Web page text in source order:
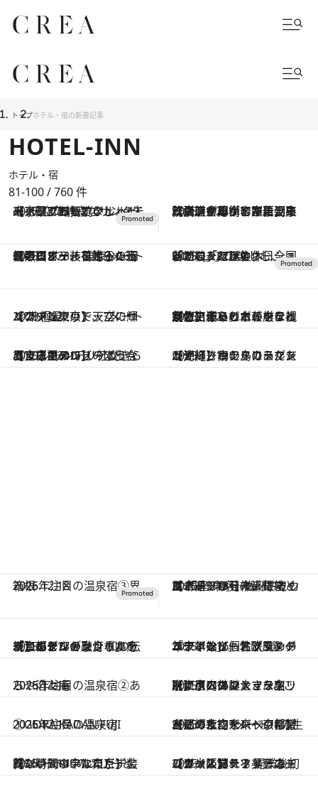
トップホテル・宿の新着記事
HOTEL-INN
ホテル・宿
81-100 / 760件
2025.12.23
【京王プラザホテル ～ 未来へ繫ぐおもてなし vol. 4】天空の静寂なサンクチュアリで知る、ウェルビーイングの伝統 2025.12.23
【横浜中華街に誕生】事務所兼倉庫が客室に...旧飲食店を再構した新ライフスタイルホテル。温泉ミストサウナや中華粥モーニングも！
2025.12.23
【帝国ホテル 東京】135個のビジューを飾った深紅のロビー装花と5メートルのツリー、日比谷の街を照らすイルミネーションも 2025.12.22
新たなデスティネーションが続々と誕生！ 全国各地の「KOKO HOTELS」で楽しむ、「ここ」だけの休日
2025.12.22
【アマン東京】天空のサンクチュアリで、7メートルのツリーのトップに輝く“北極星” 2025.12.21
【ザ・キャピトルホテル 東急】赤いリボンをまとった生モミの木のツリーがお出迎え。ロビーには割竹で作られた荘厳な祝祭のアートも
2025.12.20
【宝塚ホテル】“社交界”のシャンデリアがきらめく白亜のロビーで出合うまるでドレスのようなクリスマスツリー 2025.12.19
【ザ・リッツ・カールトン沖縄】南の島のラグジュアリーホテルにあたたかく灯されたクリスマスの光
2025.12.18
2026年注目の温泉宿③界 箱根 2025.12.18
【ハイアット セントリック 銀座 東京】“新聞”とカルチャーの発祥、銀座・並木通りから未来に続くアートツリーのテーマとは？
2025.12.17
【京都センチュリーホテル】ホテルのシンボル「かんじんの京灯り」をデコレーション！ 和の伝統とモダンが融合した癒やしのツリー 2025.12.16
年末年始にもおすすめの「ウィンターアフタヌーンティー」。北欧風・グルテンフリー・ブランドコラボなど個性派3選
2025.12.16
2026年注目の温泉宿②あらや滔々庵 2025.12.16
【ザ・ペニンシュラ東京】屋内外の大きなツリーにクリスマスマーケット、ベアの謎とき…ここは東京のクリスマス名所！
2025.12.15
2026年注目の温泉宿①GORA KADAN FUJI 2025.12.15
【ザ・サウザンド京都】古都の夜空をバックに厳かに輝く、未来への希望を込めた約7メートルの生モミの木
2025.12.14
【パレスホテル東京】上質な時間の中にたたずむ約5メートルのツリーと、シンボリックなロビー装花 2025.12.13
【ウォルドーフ・アストリア大阪】ティファニーブルーに輝く！ 開業後初のクリスマスツリーのエレガンス溢れる美しさ